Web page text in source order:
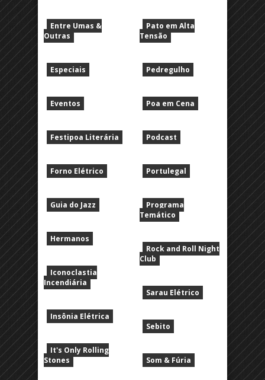
Entre Umas &
Outras
Especiais
Eventos
Festipoa Literária
Forno Elétrico
Guia do Jazz
Hermanos
Iconoclastia
Incendiária
Insônia Elétrica
It's Only Rolling
Stones
Pato em Alta
Tensão
Pedregulho
Poa em Cena
Podcast
Portulegal
Programa
Temático
Rock and Roll Night
Club
Sarau Elétrico
Sebito
Som & Fúria